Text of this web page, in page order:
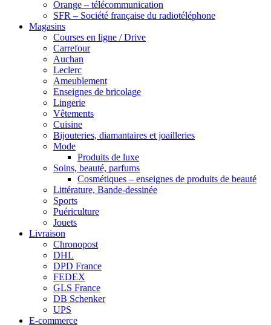
Orange – télécommunication
SFR – Société française du radiotéléphone
Magasins
Courses en ligne / Drive
Carrefour
Auchan
Leclerc
Ameublement
Enseignes de bricolage
Lingerie
Vêtements
Cuisine
Bijouteries, diamantaires et joailleries
Mode
Produits de luxe
Soins, beauté, parfums
Cosmétiques – enseignes de produits de beauté
Littérature, Bande-dessinée
Sports
Puériculture
Jouets
Livraison
Chronopost
DHL
DPD France
FEDEX
GLS France
DB Schenker
UPS
E-commerce